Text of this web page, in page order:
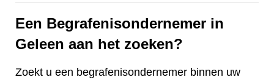
Een Begrafenisondernemer in
Geleen aan het zoeken?
Zoekt u een begrafenisondernemer binnen uw